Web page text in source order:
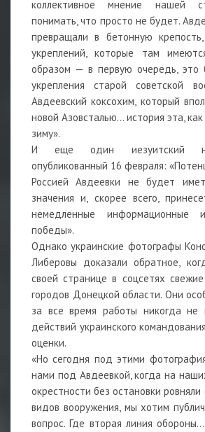
коллективное мнение нашей
понимать, что просто не будет.
превращали в бетонную
укреплений, которые там
образом — в первую очередь, это
укрепления старой советской
Авдеевский коксохим, который
новой Азовсталью… история эта,
зиму».
И еще один иезуитский
опубликованный 16 февраля:
Россией Авдеевки не будет
значения и, скорее всего,
немедленные информационные
победы».
Однако украинские фотографы
Либеровы доказали обратное,
своей странице в соцсетях
городов Донецкой области. Они
за все время работы никогда не
действий украинского
оценки.
«Но сегодня под этими
нами под Авдеевкой, когда на
окрестности без остановки ровняли
видов вооружения, мы хотим
вопрос. Где вторая линия